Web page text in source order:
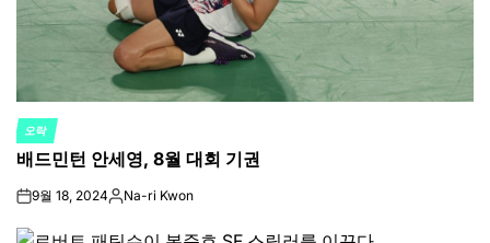
POSTED
IN
오락
배드민턴 안세영, 8월 대회 기권
on9월 18, 2024Posted
Na-ri Kwon